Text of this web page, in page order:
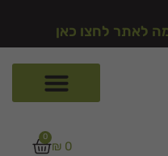
לאתר לחצו כאן
₪ 0
0